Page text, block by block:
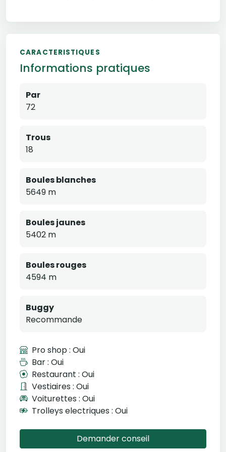
CARACTERISTIQUES
Informations pratiques
Par
72
Trous
18
Boules blanches
5649 m
Boules jaunes
5402 m
Boules rouges
4594 m
Buggy
Recommande
Pro shop : Oui
Bar : Oui
Restaurant : Oui
Vestiaires : Oui
Voiturettes : Oui
Trolleys electriques : Oui
Demander conseil